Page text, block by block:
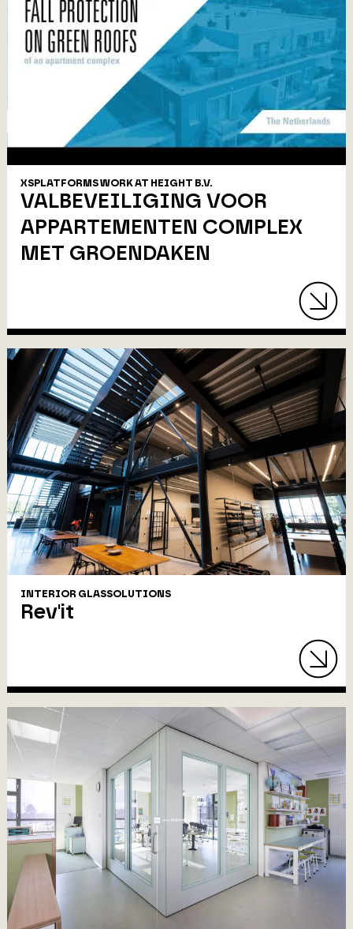
XSPLATFORMS WORK AT HEIGHT B.V.
VALBEVEILIGING VOOR
APPARTEMENTEN COMPLEX
MET GROENDAKEN
INTERIOR GLASSOLUTIONS
Rev'it